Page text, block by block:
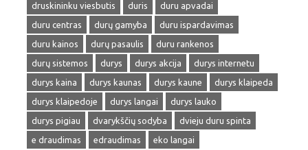
druskininku viesbutis
duris
duru apvadai
duru centras
durų gamyba
duru ispardavimas
duru kainos
durų pasaulis
duru rankenos
durų sistemos
durys durys akcija
durys internetu
durys kaina
durys kaunas durys kaune
durys klaipeda
durys klaipedoje
durys langai
durys lauko
durys pigiau
dvarykščių sodyba
dvieju duru spinta
e draudimas
edraudimas
eko langai